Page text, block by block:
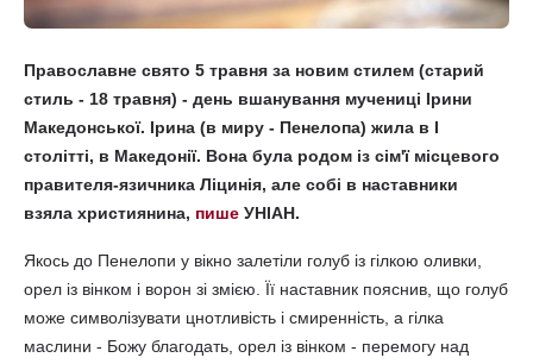
Православне свято 5 травня за новим стилем (старий
стиль - 18 травня) - день вшанування мучениці Ірини
Македонської. Ірина (в миру - Пенелопа) жила в I
столітті, в Македонії. Вона була родом із сім'ї місцевого
правителя-язичника Ліцинія, але собі в наставники
взяла християнина, пише УНІАН.
Якось до Пенелопи у вікно залетіли голуб із гілкою оливки,
орел із вінком і ворон зі змією. Її наставник пояснив, що голуб
може символізувати цнотливість і смиренність, а гілка
маслини - Божу благодать, орел із вінком - перемогу над